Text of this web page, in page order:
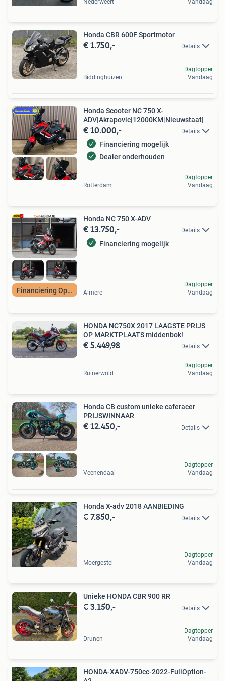
Nederweert Vandaag
Honda CBR 600F Sportmotor
€ 1.750,- Details
Biddinghuizen
Dagtopper
Vandaag
Honda Scooter NC 750 X-
ADV|Akrapovic|12000KM|Nieuwstaat|
€ 10.000,- Details
Financiering mogelijk
Dealer onderhouden
Rotterdam
Dagtopper
Vandaag
Financiering Optie
Honda NC 750 X-ADV
€ 13.750,- Details
Financiering mogelijk
Almere
Dagtopper
Vandaag
HONDA NC750X 2017 LAAGSTE PRIJS
OP MARKTPLAATS middenbok!
€ 5.449,98 Details
Ruinerwold
Dagtopper
Vandaag
Honda CB custom unieke caferacer
PRIJSWINNAAR
€ 12.450,- Details
Veenendaal
Dagtopper
Vandaag
Honda X-adv 2018 AANBIEDING
€ 7.850,- Details
Moergestel
Dagtopper
Vandaag
Unieke HONDA CBR 900 RR
€ 3.150,- Details
Drunen
Dagtopper
Vandaag
HONDA-XADV-750cc-2022-FullOption-